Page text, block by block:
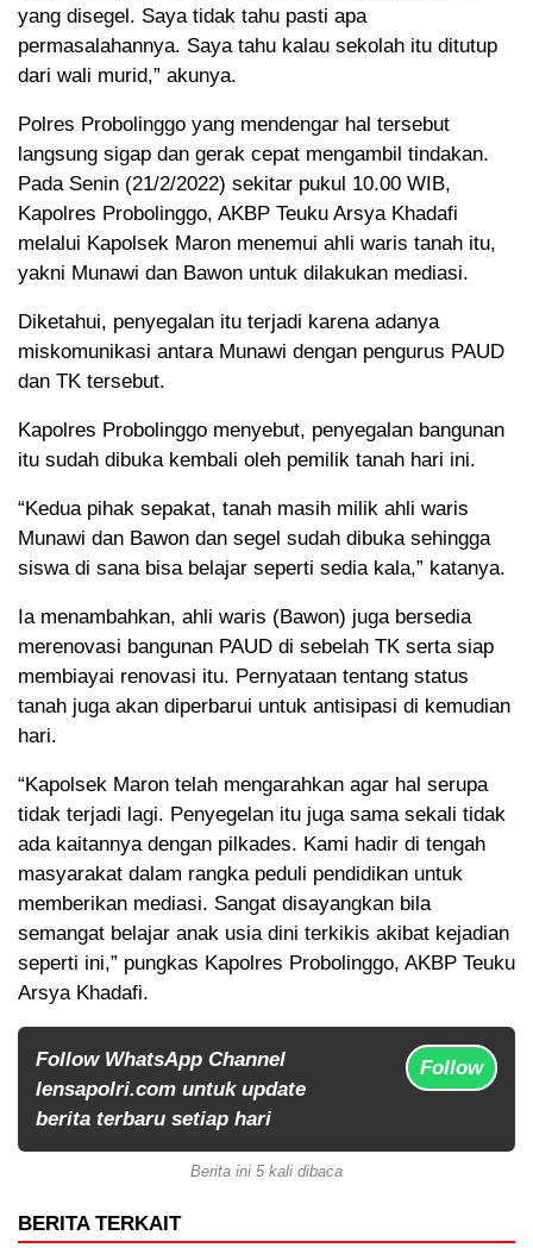
yang disegel. Saya tidak tahu pasti apa
permasalahannya. Saya tahu kalau sekolah itu ditutup
dari wali murid,” akunya.
Polres Probolinggo yang mendengar hal tersebut
langsung sigap dan gerak cepat mengambil tindakan.
Pada Senin (21/2/2022) sekitar pukul 10.00 WIB,
Kapolres Probolinggo, AKBP Teuku Arsya Khadafi
melalui Kapolsek Maron menemui ahli waris tanah itu,
yakni Munawi dan Bawon untuk dilakukan mediasi.
Diketahui, penyegalan itu terjadi karena adanya
miskomunikasi antara Munawi dengan pengurus PAUD
dan TK tersebut.
Kapolres Probolinggo menyebut, penyegalan bangunan
itu sudah dibuka kembali oleh pemilik tanah hari ini.
“Kedua pihak sepakat, tanah masih milik ahli waris
Munawi dan Bawon dan segel sudah dibuka sehingga
siswa di sana bisa belajar seperti sedia kala,” katanya.
Ia menambahkan, ahli waris (Bawon) juga bersedia
merenovasi bangunan PAUD di sebelah TK serta siap
membiayai renovasi itu. Pernyataan tentang status
tanah juga akan diperbarui untuk antisipasi di kemudian
hari.
“Kapolsek Maron telah mengarahkan agar hal serupa
tidak terjadi lagi. Penyegelan itu juga sama sekali tidak
ada kaitannya dengan pilkades. Kami hadir di tengah
masyarakat dalam rangka peduli pendidikan untuk
memberikan mediasi. Sangat disayangkan bila
semangat belajar anak usia dini terkikis akibat kejadian
seperti ini,” pungkas Kapolres Probolinggo, AKBP Teuku
Arsya Khadafi.
Follow WhatsApp Channel
lensapolri.com untuk update
berita terbaru setiap hari
Follow
Berita ini 5 kali dibaca
BERITA TERKAIT